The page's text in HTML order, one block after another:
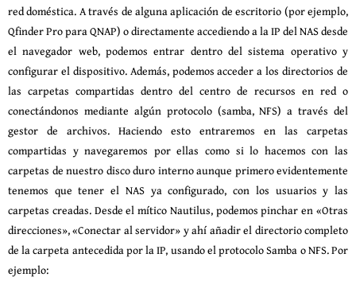
red doméstica. A través de alguna aplicación de escritorio (por ejemplo,
Qfinder Pro para QNAP) o directamente accediendo a la IP del NAS desde
el navegador web, podemos entrar dentro del sistema operativo y
configurar el dispositivo. Además, podemos acceder a los directorios de
las carpetas compartidas dentro del centro de recursos en red o
conectándonos mediante algún protocolo (samba, NFS) a través del
gestor de archivos. Haciendo esto entraremos en las carpetas
compartidas y navegaremos por ellas como si lo hacemos con las
carpetas de nuestro disco duro interno aunque primero evidentemente
tenemos que tener el NAS ya configurado, con los usuarios y las
carpetas creadas. Desde el mítico Nautilus, podemos pinchar en «Otras
direcciones», «Conectar al servidor» y ahí añadir el directorio completo
de la carpeta antecedida por la IP, usando el protocoloSamba o NFS. Por
ejemplo: